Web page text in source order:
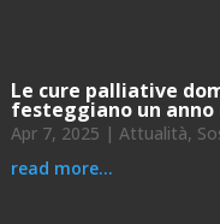
Le cure palliative
festeggiano un
Apr 7, 2025 | Attualità,
read more...